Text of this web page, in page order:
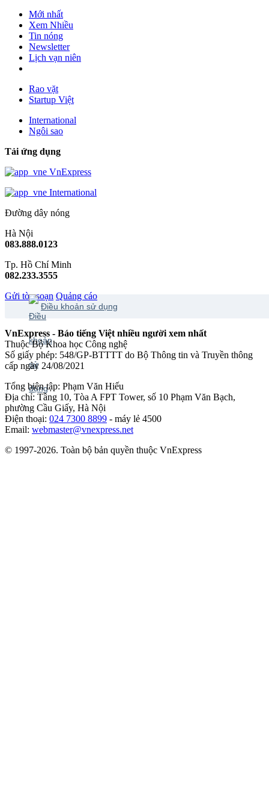
Mới nhất
Xem Nhiều
Tin nóng
Newsletter
Lịch vạn niên
Rao vặt
Startup Việt
International
Ngôi sao
Tải ứng dụng
VnExpress
International
Đường dây nóng
Hà Nội
083.888.0123
Tp. Hồ Chí Minh
082.233.3555
Gửi tòa soạn Quảng cáo
Điều khoản sử dụng
VnExpress - Báo tiếng Việt nhiều người xem nhất
Thuộc Bộ Khoa học Công nghệ
Số giấy phép: 548/GP-BTTTT do Bộ Thông tin và Truyền thông
cấp ngày 24/08/2021
Tổng biên tập: Phạm Văn Hiếu
Địa chỉ: Tầng 10, Tòa A FPT Tower, số 10 Phạm Văn Bạch,
phường Cầu Giấy, Hà Nội
Điện thoại: 024 7300 8899 - máy lẻ 4500
Email: webmaster@vnexpress.net
© 1997-2026. Toàn bộ bản quyền thuộc VnExpress